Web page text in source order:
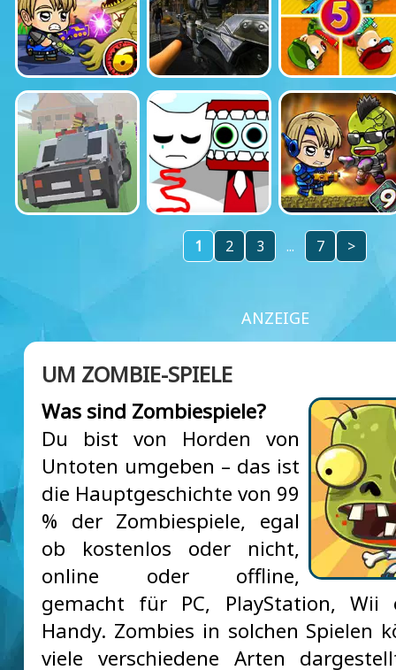
1 2 3 ... 7 >
ANZEIGE
UM ZOMBIE-SPIELE
Was sind Zombiespiele?
Du bist von Horden von
Untoten umgeben – das ist
die Hauptgeschichte von 99
% der Zombiespiele, egal
ob kostenlos oder nicht,
online oder offline,
gemacht für PC, PlayStation, Wii
Handy. Zombies in solchen Spielen
viele verschiedene Arten